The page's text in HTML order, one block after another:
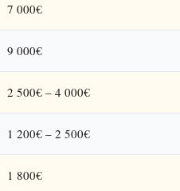
7 000€
9 000€
2 500€ – 4 000€
1 200€ – 2 500€
1 800€